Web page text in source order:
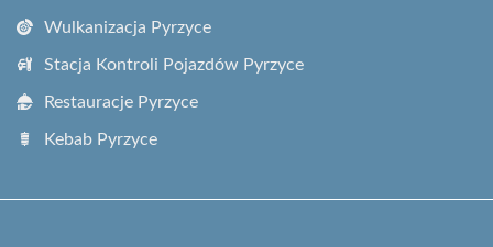
Wulkanizacja Pyrzyce
Stacja Kontroli Pojazdów Pyrzyce
Restauracje Pyrzyce
Kebab Pyrzyce